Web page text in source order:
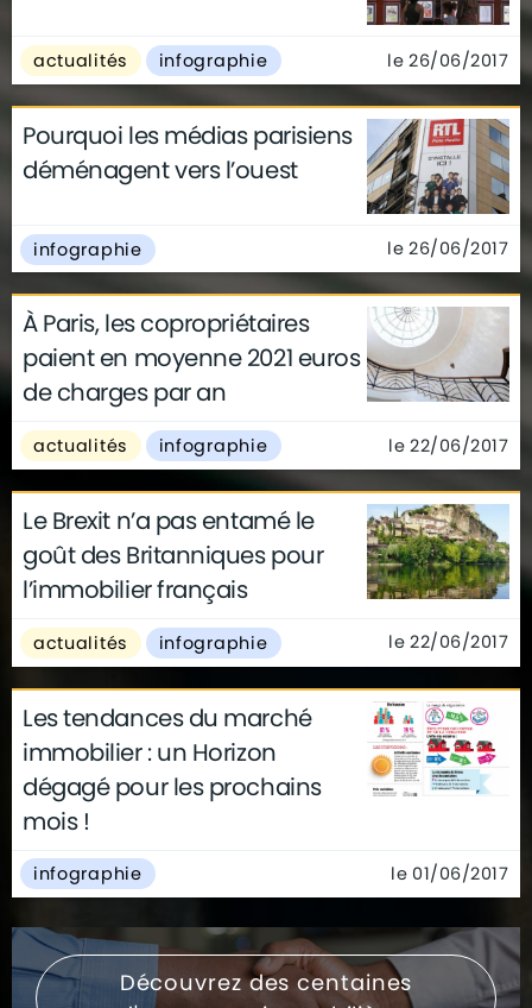
actualités infographie le 26/06/2017
Pourquoi les médias parisiens
déménagent vers l’ouest
infographie le 26/06/2017
À Paris, les copropriétaires
paient en moyenne 2021 euros
de charges par an
actualités infographie le 22/06/2017
Le Brexit n’a pas entamé le
goût des Britanniques pour
l’immobilier français
actualités infographie le 22/06/2017
Les tendances du marché
immobilier : un Horizon
dégagé pour les prochains
mois !
infographie le 01/06/2017
Découvrez des centaines